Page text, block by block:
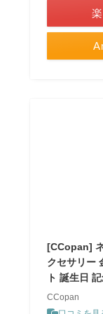
[CCopan]
クセサリー
ト 誕生日
CCopan